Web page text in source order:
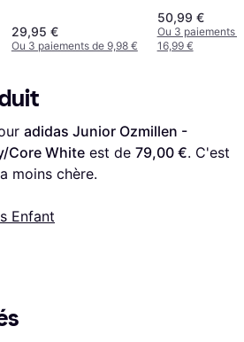
29,95 €
Ou 3 paiements de 9,98 €
White/Gum
50,99 €
Ou 3 paiements
16,99 €
adidas Junior Ozmillen -
Core White est de 79,00 €. C'est
moins chère.
Enfant